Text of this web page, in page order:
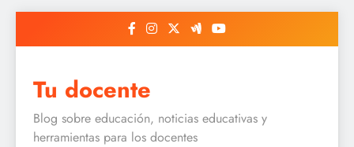
Tu docente
Blog sobre educación, noticias educativas y
herramientas para los docentes